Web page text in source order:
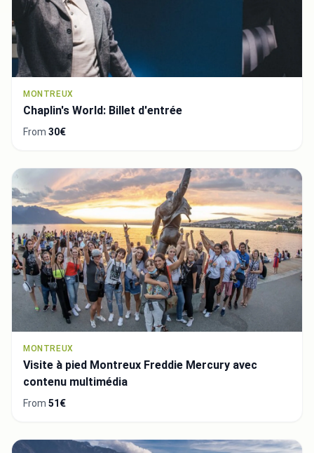
MONTREUX
Chaplin's World: Billet d'entrée
From 30€
MONTREUX
Visite à pied Montreux Freddie Mercury avec
contenu multimédia
From 51€